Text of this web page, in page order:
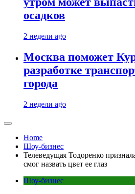
осадков
2 недели ago
Москва поможет
разработке
города
2 недели ago
Home
Шоу-бизнес
Телеведущая Тодоренко
смог назвать цвет ее глаз
Шоу-бизнес